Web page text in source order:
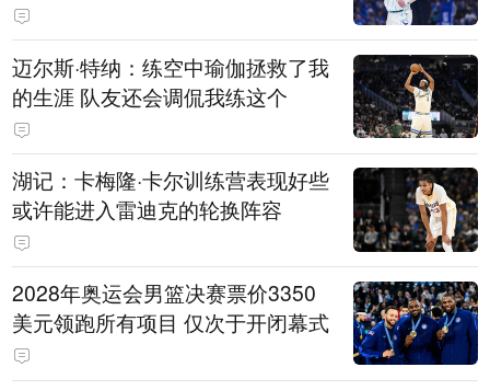
迈尔斯·特纳：练空中瑜伽拯救了我
的生涯 队友还会调侃我练这个
湖记：卡梅隆·卡尔训练营表现好些
或许能进入雷迪克的轮换阵容
2028年奥运会男篮决赛票价3350
美元领跑所有项目 仅次于开闭幕式